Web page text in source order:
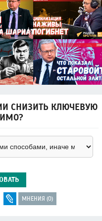
СНИЗИТЬ КЛЮЧЕВУЮ
МНЕНИЯ (0)